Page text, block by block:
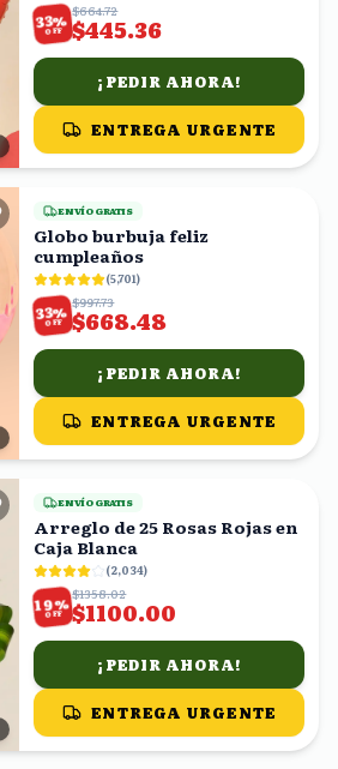
33%
OFF
$664.72
$445.36
¡PEDIR AHORA!
ENTREGA URGENTE
ENVÍO GRATIS
Globo burbuja feliz
cumpleaños
(5,701)
33%
OFF
$997.73
$668.48
¡PEDIR AHORA!
ENTREGA URGENTE
ENVÍO GRATIS
Arreglo de 25 Rosas Rojas en
Caja Blanca
(2,034)
19%
OFF
$1358.02
$1100.00
¡PEDIR AHORA!
ENTREGA URGENTE